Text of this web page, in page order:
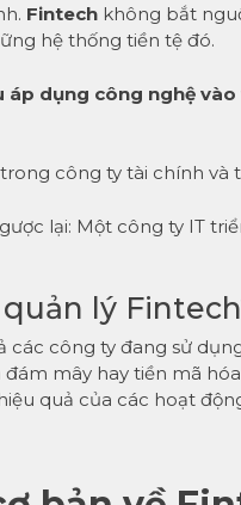
Fintech không bắt
hệ thống tiền tệ đó.
dụng công nghệ
công ty tài chính
lại: Một công ty IT
quản lý
công ty đang sử
mây hay tiền mã
quả của các hoạt